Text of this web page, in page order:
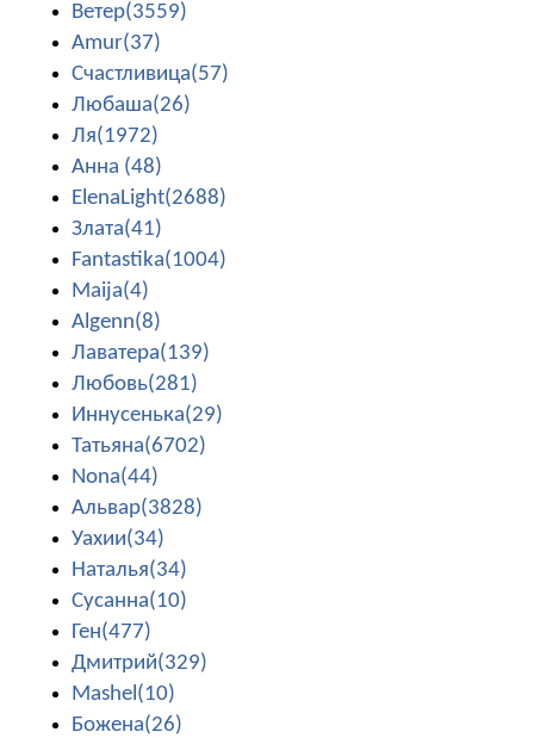
Ветер(3559)
Amur(37)
Счастливица(57)
Любаша(26)
Ля(1972)
Анна (48)
ElenaLight(2688)
Злата(41)
Fantastika(1004)
Maija(4)
Algenn(8)
Лаватера(139)
Любовь(281)
Иннусенька(29)
Татьяна(6702)
Nona(44)
Альвар(3828)
Уахии(34)
Наталья(34)
Сусанна(10)
Ген(477)
Дмитрий(329)
Mashel(10)
Божена(26)